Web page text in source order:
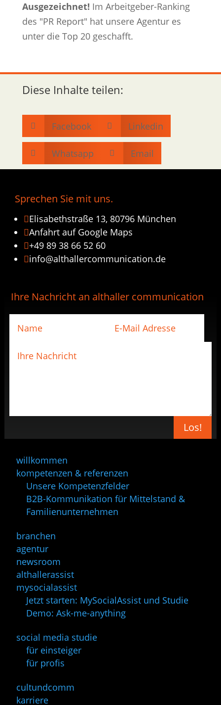
Ausgezeichnet! Im Arbeitgeber-Ranking
des "PR Report" hat unsere Agentur es
unter die Top 20 geschafft.
Diese Inhalte teilen:
 Facebook  Linkedin
 Whatsapp  Email
Sprechen Sie mit uns.
Elisabethstraße 13, 80796 München
Anfahrt auf Google Maps
+49 89 38 66 52 60
info@althallercommunication.de
Ihre Nachricht an althaller communication
Los!
willkommen
kompetenzen & referenzen
Unsere Kompetenzfelder
B2B-Kommunikation für Mittelstand &
Familienunternehmen
branchen
agentur
newsroom
althallerassist
mysocialassist
Jetzt starten: MySocialAssist und Studie
Demo: Ask-me-anything
social media studie
für einsteiger
für profis
cultundcomm
karriere